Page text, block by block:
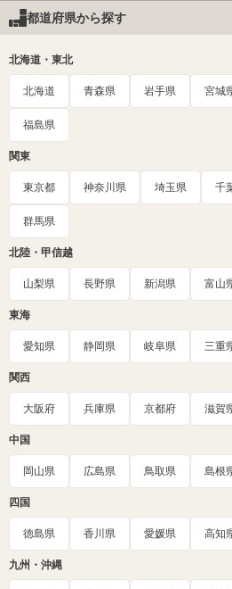
都道府県から探す
北海道・東北
北海道 青森県 岩手県 宮城
福島県
関東
東京都 神奈川県 埼玉県 千
群馬県
北陸・甲信越
山梨県 長野県 新潟県 富山
東海
愛知県 静岡県 岐阜県 三重
関西
大阪府 兵庫県 京都府 滋賀
中国
岡山県 広島県 鳥取県 島根
四国
徳島県 香川県 愛媛県 高知
九州・沖縄